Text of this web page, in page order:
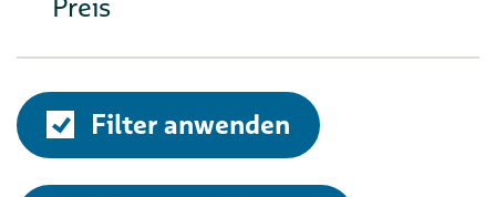
Filter anwenden